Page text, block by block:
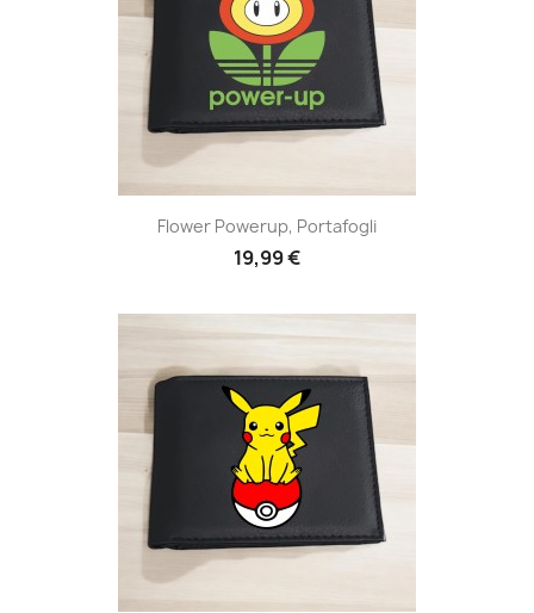
Flower Powerup, Portafogli
19,99 €